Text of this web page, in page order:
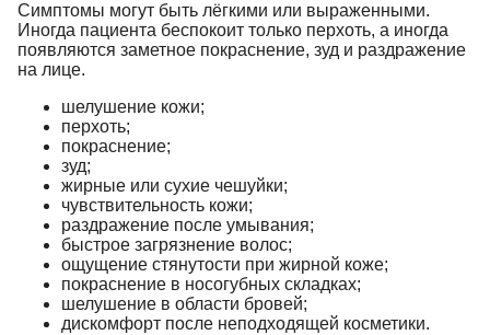
Симптомы могут быть лёгкими или выраженными.
Иногда пациента беспокоит только перхоть, а иногда
появляются заметное покраснение, зуд и раздражение
на лице.
шелушение кожи;
перхоть;
покраснение;
зуд;
жирные или сухие чешуйки;
чувствительность кожи;
раздражение после умывания;
быстрое загрязнение волос;
ощущение стянутости при жирной коже;
покраснение в носогубных складках;
шелушение в области бровей;
дискомфорт после неподходящей косметики.